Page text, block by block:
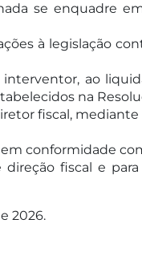
se enquadre
à legislação
ao
na
fiscal,
conformidade com
fiscal e
2026.